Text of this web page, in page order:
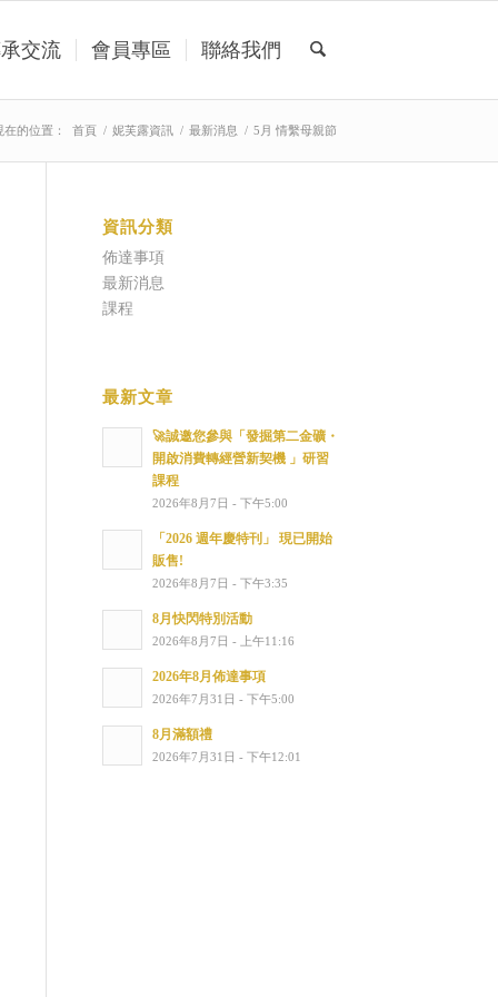
交流 會員專區 聯絡我們
在的位置： 首頁 / 妮芙露資訊 / 最新消息 / 5月 情繫母親節
資訊分類
佈達事項
最新消息
課程
最新文章
🚀誠邀您參與「發掘第二金礦・
開啟消費轉經營新契機 」研習
課程
2026年8月7日 - 下午5:00
「2026 週年慶特刊」 現已開始
販售!
2026年8月7日 - 下午3:35
8月快閃特別活動
2026年8月7日 - 上午11:16
2026年8月佈達事項
2026年7月31日 - 下午5:00
8月滿額禮
2026年7月31日 - 下午12:01